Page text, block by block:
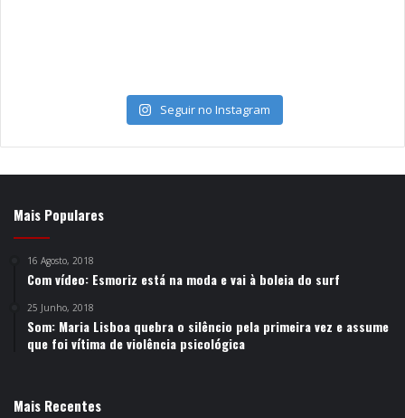
Seguir no Instagram
Mais Populares
16 Agosto, 2018
Com vídeo: Esmoriz está na moda e vai à boleia do surf
25 Junho, 2018
Som: Maria Lisboa quebra o silêncio pela primeira vez e assume
que foi vítima de violência psicológica
Mais Recentes